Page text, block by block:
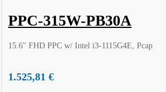
PPC-315W-PB30A
15.6″ FHD PPC w/ Intel i3-1115G4E, Pcap
1.525,81 €